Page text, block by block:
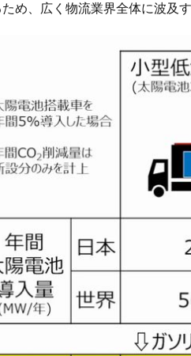
め、広く物流業界全体に波及